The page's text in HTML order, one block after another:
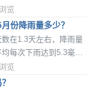
。
览
份降雨量多少？
在1.3天左右，降雨量
每次下雨达到5.3毫
览